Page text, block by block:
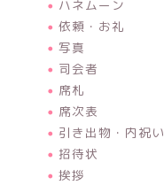
ハネムーン
依頼・お礼
写真
司会者
席札
席次表
引き出物・内祝い
招待状
挨拶